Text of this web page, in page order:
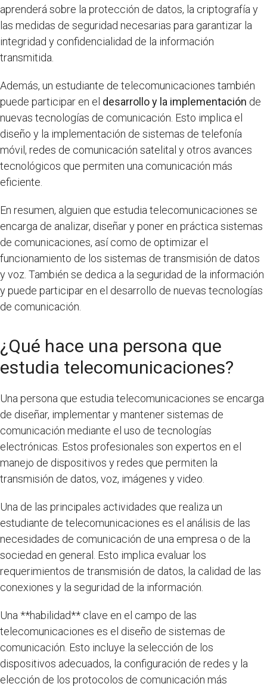
aprenderá sobre la protección de datos, la criptografía y
las medidas de seguridad necesarias para garantizar la
integridad y confidencialidad de la información
transmitida.
Además, un estudiante de telecomunicaciones también
puede participar en el desarrollo y la implementación de
nuevas tecnologías de comunicación. Esto implica el
diseño y la implementación de sistemas de telefonía
móvil, redes de comunicación satelital y otros avances
tecnológicos que permiten una comunicación más
eficiente.
En resumen, alguien que estudia telecomunicaciones se
encarga de analizar, diseñar y poner en práctica sistemas
de comunicaciones, así como de optimizar el
funcionamiento de los sistemas de transmisión de datos
y voz. También se dedica a la seguridad de la información
y puede participar en el desarrollo de nuevas tecnologías
de comunicación.
¿Qué hace una persona que
estudia telecomunicaciones?
Una persona que estudia telecomunicaciones se encarga
de diseñar, implementar y mantener sistemas de
comunicación mediante el uso de tecnologías
electrónicas. Estos profesionales son expertos en el
manejo de dispositivos y redes que permiten la
transmisión de datos, voz, imágenes y video.
Una de las principales actividades que realiza un
estudiante de telecomunicaciones es el análisis de las
necesidades de comunicación de una empresa o de la
sociedad en general. Esto implica evaluar los
requerimientos de transmisión de datos, la calidad de las
conexiones y la seguridad de la información.
Una **habilidad** clave en el campo de las
telecomunicaciones es el diseño de sistemas de
comunicación. Esto incluye la selección de los
dispositivos adecuados, la configuración de redes y la
elección de los protocolos de comunicación más